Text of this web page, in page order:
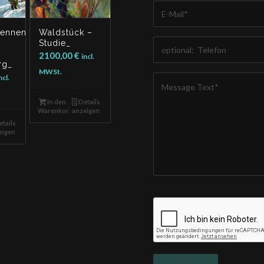
Waldstück –
Studie_
2100,00€ incl.
MWSt.
In den
Warenkorb
Details
anzeigen
Leider ist beim
zu
das
versuche es